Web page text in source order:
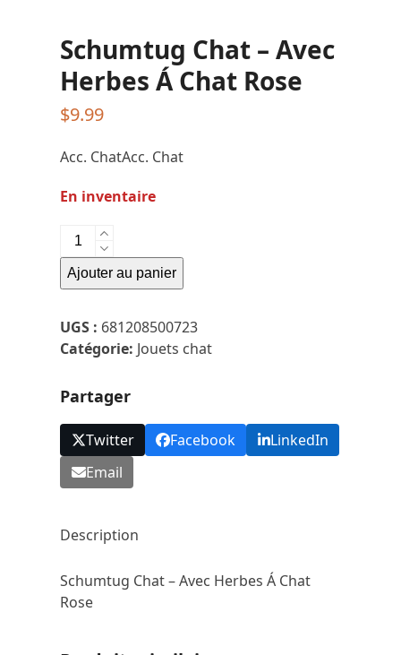
Schumtug Chat – Avec
Herbes Á Chat Rose
$9.99
Acc. ChatAcc. Chat
En inventaire
quantité
de
Schumtug
-
Avec
Herbes
Chat
Rose
Ajouter au panier
UGS : 681208500723
Catégorie: Jouets chat
Partager
Twitter Facebook
LinkedIn
Email
Description
Schumtug Chat – Avec Herbes Á Chat
Rose